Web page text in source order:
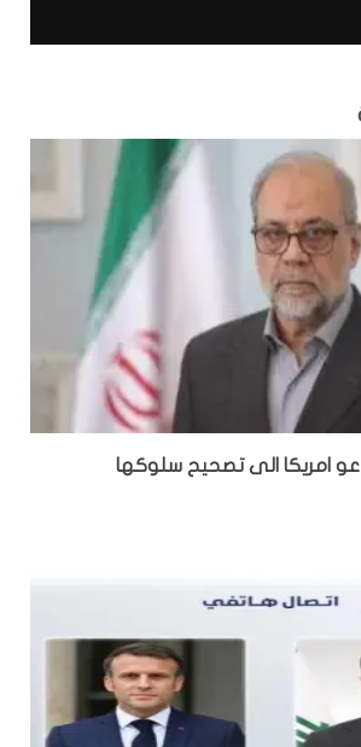
امريكا الى تصحيح سلوكها